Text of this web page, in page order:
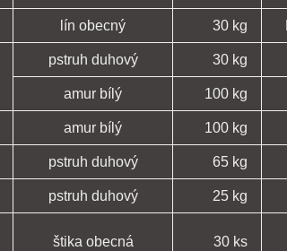
lín obecný 30 kg
pstruh duhový 30 kg
amur bílý 100 kg
amur bílý 100 kg
pstruh duhový 65 kg
pstruh duhový 25 kg
štika obecná 30 ks